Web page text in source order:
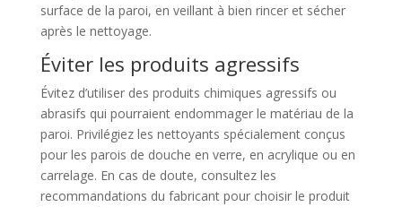
surface de la paroi, en veillant à bien rincer et sécher
après le nettoyage.
Éviter les produits agressifs
Évitez d’utiliser des produits chimiques agressifs ou
abrasifs qui pourraient endommager le matériau de la
paroi. Privilégiez les nettoyants spécialement conçus
pour les parois de douche en verre, en acrylique ou en
carrelage. En cas de doute, consultez les
recommandations du fabricant pour choisir le produit